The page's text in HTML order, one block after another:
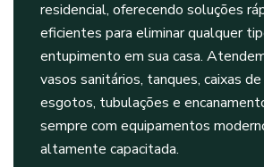
residencial, oferecendo soluções
eficientes para eliminar qualquer
entupimento em sua casa.
vasos sanitários, tanques, caixas de
esgotos, tubulações e
sempre com equipamentos
altamente capacitada.